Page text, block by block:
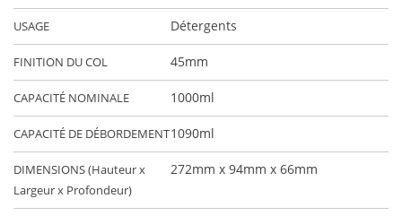
USAGE Détergents
FINITION DU COL 45mm
CAPACITÉ NOMINALE 1000ml
CAPACITÉ DE DÉBORDEMENT1090ml
DIMENSIONS (Hauteur x
Largeur x Profondeur)
272mm x 94mm x 66mm